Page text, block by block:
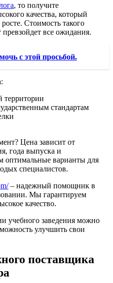
, то получите
качества, который
Стоимость такого
превзойдет все ожидания.
с этой просьбой.
территории
стандартам
Цена зависит от
года выпуска и
оптимальные варианты для
специалистов.
– надежный помощник в
Мы гарантируем
качество.
учебного заведения можно
улучшить свои
поставщика